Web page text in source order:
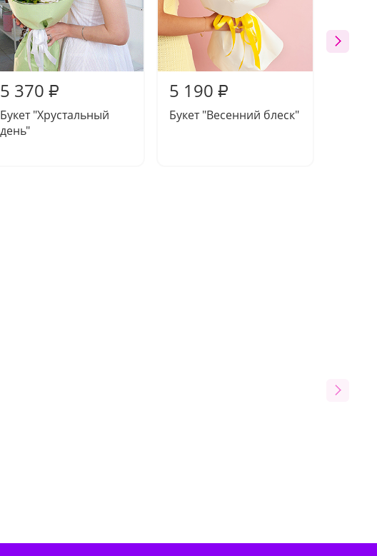
5 370 ₽
Букет "Хрустальный
день"
5 190 ₽
Букет "Весенний блеск"